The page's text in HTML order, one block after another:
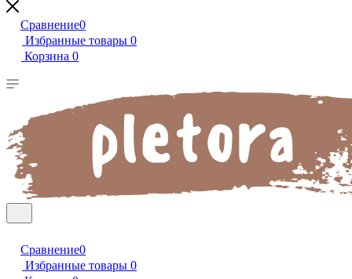
Сравнение0
Избранные товары 0
Корзина 0
Сравнение0
Избранные товары 0